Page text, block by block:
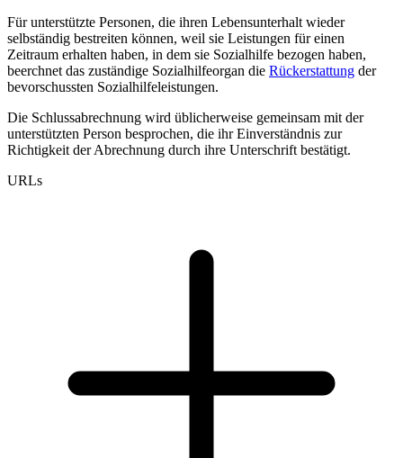
Für unterstützte Personen, die ihren Lebensunterhalt wieder
selbständig bestreiten können, weil sie Leistungen für einen
Zeitraum erhalten haben, in dem sie Sozialhilfe bezogen haben,
beerchnet das zuständige Sozialhilfeorgan die Rückerstattung der
bevorschussten Sozialhilfeleistungen.
Die Schlussabrechnung wird üblicherweise gemeinsam mit der
unterstützten Person besprochen, die ihr Einverständnis zur
Richtigkeit der Abrechnung durch ihre Unterschrift bestätigt.
URLs